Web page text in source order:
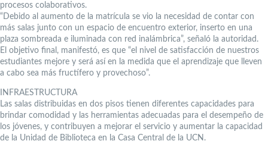
procesos colaborativos.
“Debido al aumento de la matrícula se vio la necesidad de contar con
más salas junto con un espacio de encuentro exterior, inserto en una
plaza sombreada e iluminada con red inalámbrica”, señaló la autoridad.
El objetivo final, manifestó, es que “el nivel de satisfacción de nuestros
estudiantes mejore y será así en la medida que el aprendizaje que lleven
a cabo sea más fructífero y provechoso”.
INFRAESTRUCTURA
Las salas distribuidas en dos pisos tienen diferentes capacidades para
brindar comodidad y las herramientas adecuadas para el desempeño de
los jóvenes, y contribuyen a mejorar el servicio y aumentar la capacidad
de la Unidad de Biblioteca en la Casa Central de la UCN.